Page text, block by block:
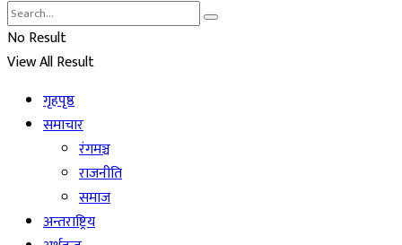
No Result
View All Result
गृहपृष्ठ
समाचार
रंगमञ्च
राजनीति
समाज
अन्तराष्ट्रिय